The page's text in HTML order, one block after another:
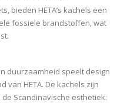
bieden HETA’s kachels een
fossiele brandstoffen, wat
duurzaamheid speelt design
van HETA. De kachels zijn
Scandinavische esthetiek: